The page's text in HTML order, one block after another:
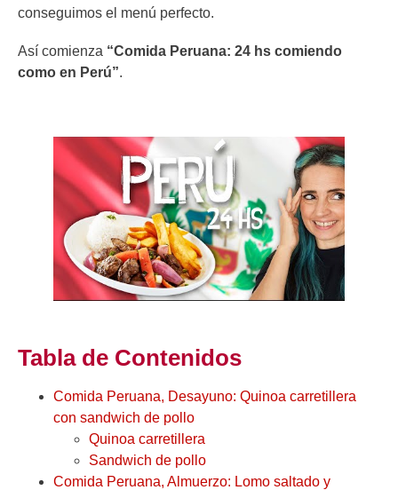
conseguimos el menú perfecto.
Así comienza “Comida Peruana: 24 hs comiendo
como en Perú”.
Tabla de Contenidos
Comida Peruana, Desayuno: Quinoa carretillera
con sandwich de pollo
Quinoa carretillera
Sandwich de pollo
Comida Peruana, Almuerzo: Lomo saltado y